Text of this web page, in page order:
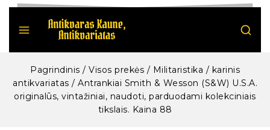
Pagrindinis / Visos prekės / Militaristika / karinis
antikvariatas / Antrankiai Smith & Wesson (S&W) U.S.A.
originalūs, vintažiniai, naudoti, parduodami kolekciniais
tikslais. Kaina 88